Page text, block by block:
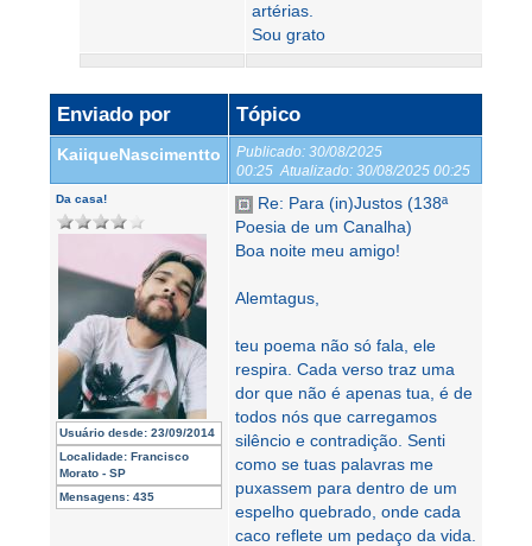
artérias.
Sou grato
Enviado por Tópico
KaiiqueNascimentto Publicado: 30/08/2025
00:25 Atualizado: 30/08/2025 00:25
Da casa!
Usuário desde: 23/09/2014
Localidade: Francisco
Morato - SP
Mensagens: 435
Re: Para (in)Justos (138ª
Poesia de um Canalha)
Boa noite meu amigo!
Alemtagus,
teu poema não só fala, ele
respira. Cada verso traz uma
dor que não é apenas tua, é de
todos nós que carregamos
silêncio e contradição. Senti
como se tuas palavras me
puxassem para dentro de um
espelho quebrado, onde cada
caco reflete um pedaço da vida.